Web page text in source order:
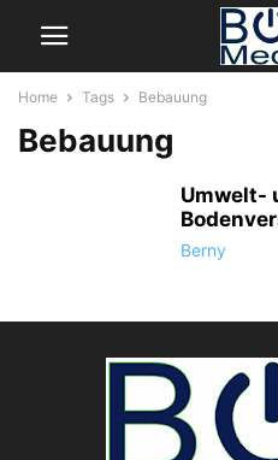
Home Tags Bebauung
Bebauung
Umwelt-
Berny